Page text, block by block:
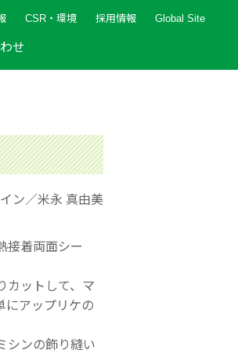
CSR・環境 採用情報 Global Site
人気レシピ
編み針
ラフト
せ
ン／米永 真由美
接着両面シー
カットして、マ
にアップリケの
シンの飾り縫い